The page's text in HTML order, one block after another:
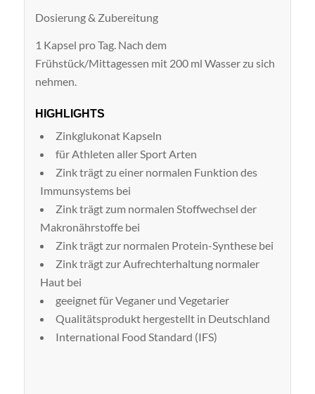
Dosierung & Zubereitung
1 Kapsel pro Tag. Nach dem
Frühstück/Mittagessen mit 200 ml Wasser zu sich
nehmen.
HIGHLIGHTS
Zinkglukonat Kapseln
für Athleten aller Sport Arten
Zink trägt zu einer normalen Funktion des
Immunsystems bei
Zink trägt zum normalen Stoffwechsel der
Makronährstoffe bei
Zink trägt zur normalen Protein-Synthese bei
Zink trägt zur Aufrechterhaltung normaler
Haut bei
geeignet für Veganer und Vegetarier
Qualitätsprodukt hergestellt in Deutschland
International Food Standard (IFS)